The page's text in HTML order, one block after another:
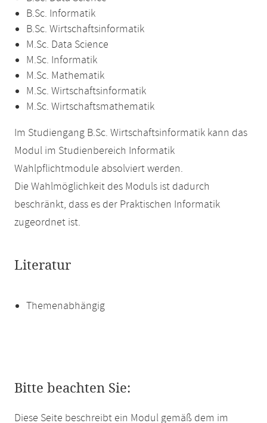
B.Sc. Informatik
B.Sc. Wirtschaftsinformatik
M.Sc. Data Science
M.Sc. Informatik
M.Sc. Mathematik
M.Sc. Wirtschaftsinformatik
M.Sc. Wirtschaftsmathematik
Im Studiengang B.Sc. Wirtschaftsinformatik kann das
Modul im Studienbereich Informatik
Wahlpflichtmodule absolviert werden.
Die Wahlmöglichkeit des Moduls ist dadurch
beschränkt, dass es der Praktischen Informatik
zugeordnet ist.
Literatur
Themenabhängig
Bitte beachten Sie:
Diese Seite beschreibt ein Modul gemäß dem im